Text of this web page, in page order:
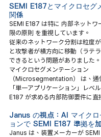
SEMI E187とマイクロセグ
関係
SEMI E187 は特に 内部ネットワ
限の原則 を重視しています。
従来のネットワーク分割は粒度
と攻撃者が横方向に移動（ラテ
できるという問題がありました。
マイクロセグメンテーション
（Microsegmentation） は、通
「単一アプリケーション」レベ
E187 が求める内部防御要件に直
Janus の視点：AI マイクロ
ョンで SEMI E187 準拠を
Janus は、装置メーカーが